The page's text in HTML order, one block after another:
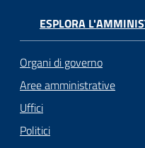
Seguici
su
ESPLORA
Organi di governo
Aree amministrative
Uffici
Politici